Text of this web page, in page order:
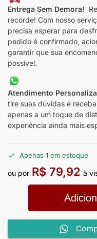
Entrega Sem Demora!
recorde! Com nosso
precisa esperar para
pedido é confirmado,
garantir que sua
possível.
Atendimento
tire suas dúvidas e
apenas a um toque de
experiência ainda mais
Apenas 1 em estoque
ou por R$ 79,92 à